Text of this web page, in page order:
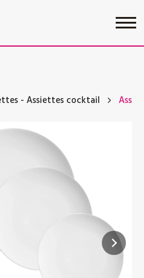
- Assiettes cocktail